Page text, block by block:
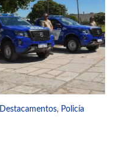
Destacamentos, Policía